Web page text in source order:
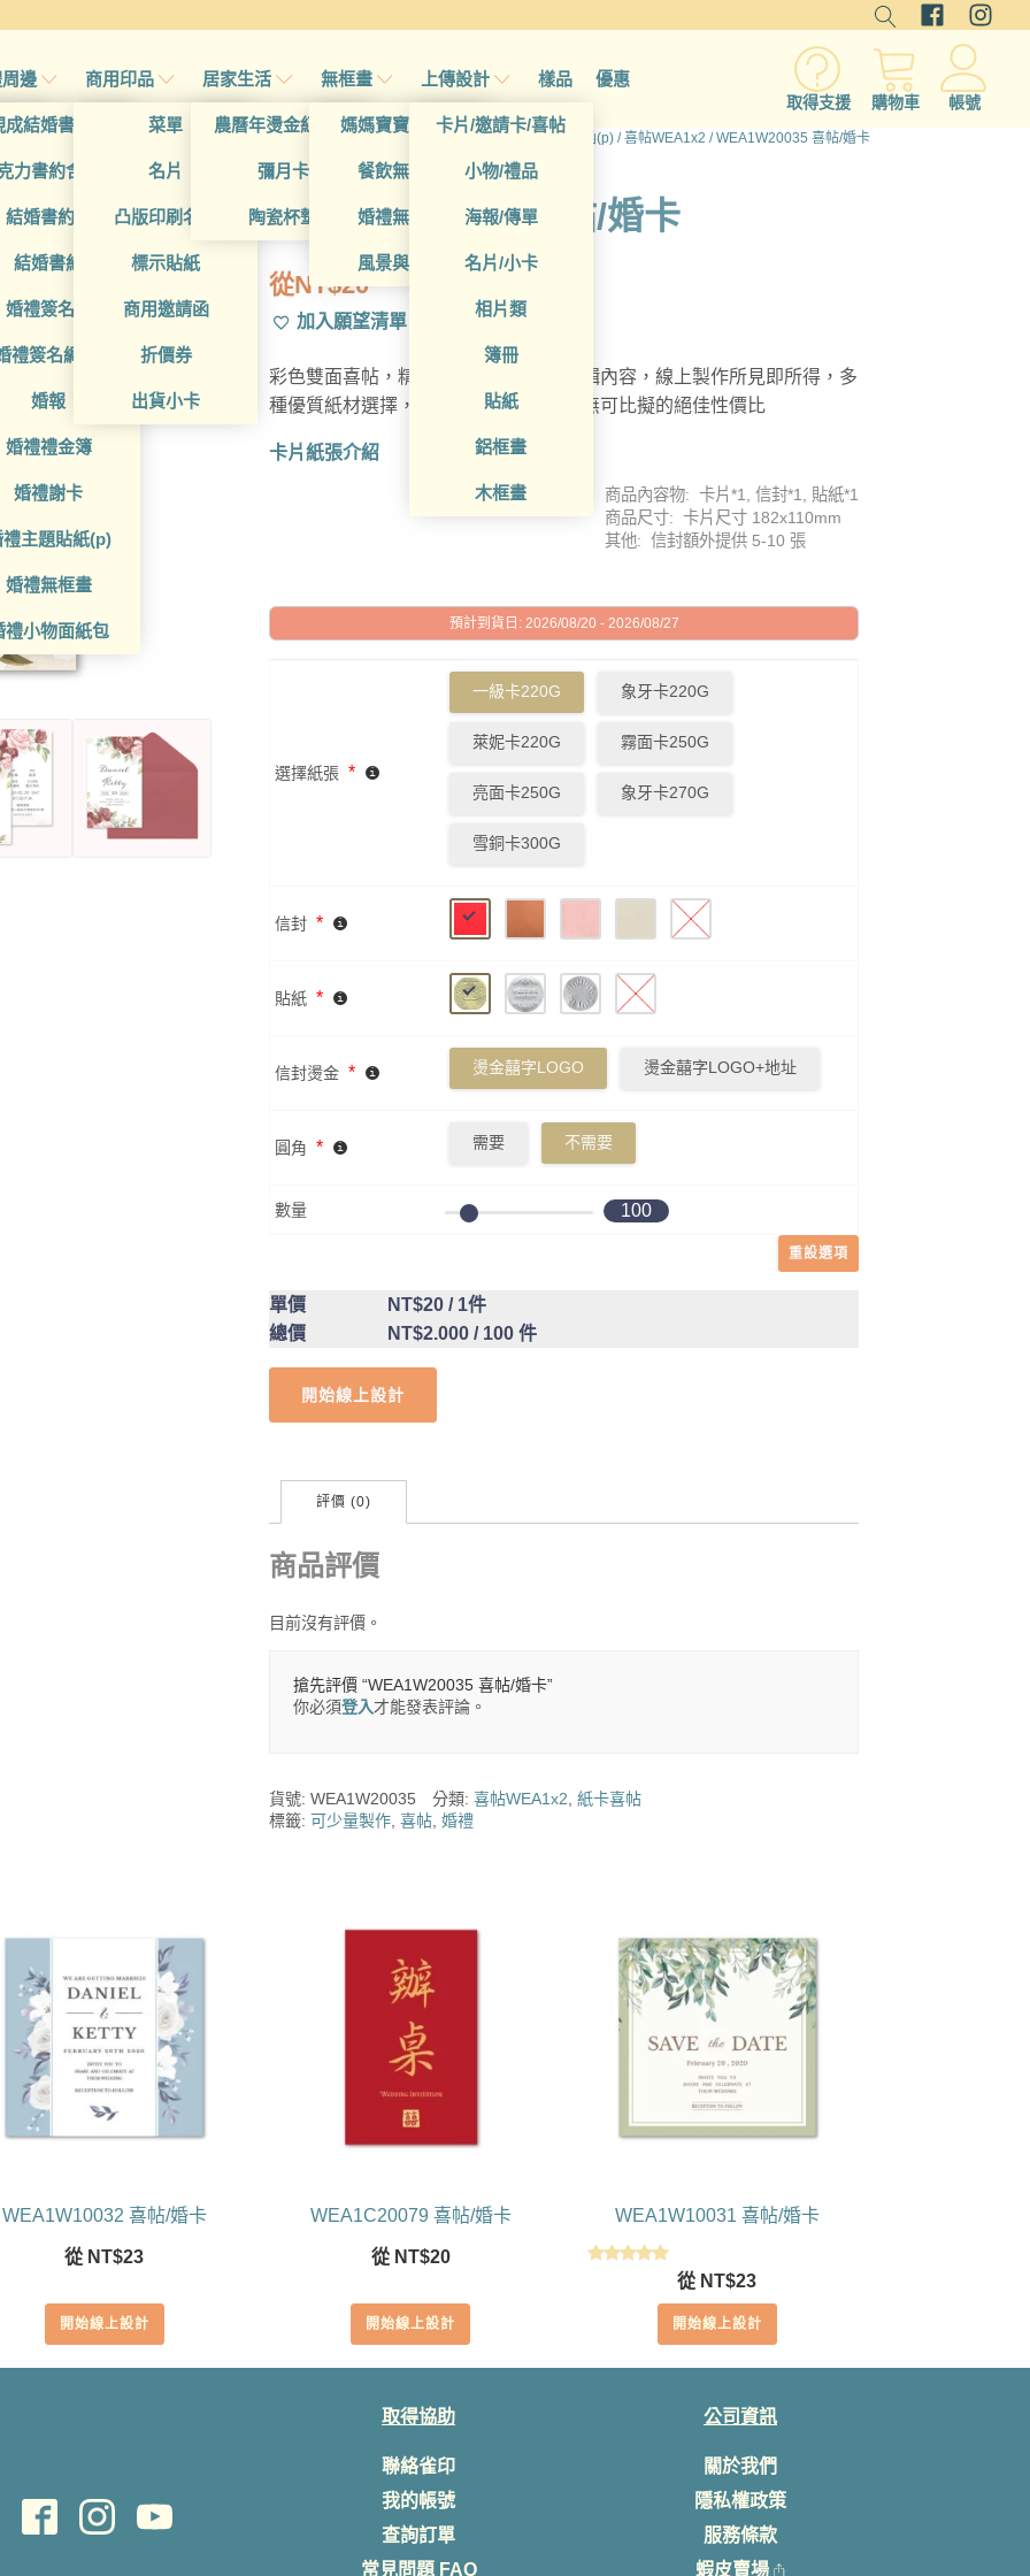
邊
成結婚書約夾
力書約含木座
結婚書約組
結婚書約
婚禮簽名簿
禮簽名綢(p)
婚報
婚禮禮金簿
婚禮謝卡
禮主題貼紙(p)
婚禮無框畫
禮小物面紙包
商用印品
菜單
名片
凸版印刷名片
標示貼紙
商用邀請函
折價券
出貨小卡
居家生活
農曆年燙金紅包袋
彌月卡
陶瓷杯墊
無框畫
媽媽寶寶無框畫
餐飲無框畫
婚禮無框畫
風景與藝術
上傳設計
卡片/邀請卡/喜帖
小物/禮品
海報/傳單
名片/小卡
相片類
簿冊
貼紙
鋁框畫
木框畫
樣品 優惠
取得支援 購物車 帳號
首頁 / 所有產品 / 卡片/邀請函(p) /喜帖WEA1x2 / WEA1W20035 喜帖/婚卡
WEA1W20035 喜帖/婚卡
從NT$20
加入願望清單
彩色雙面喜帖，精選多樣設計，自由編輯內容，線上製作所見即所得，多
種優質紙材選擇，精湛台灣在地印刷，無可比擬的絕佳性價比
卡片紙張介紹
商品內容物: 卡片*1, 信封*1, 貼紙*1
商品尺寸: 卡片尺寸 182x110mm
其他: 信封額外提供 5-10 張
預計到貨日: 2026/08/20 - 2026/08/27
選擇紙張 *
一級卡220G 象牙卡220G
萊妮卡220G 霧面卡250G
亮面卡250G 象牙卡270G
雪銅卡300G
信封 *
貼紙 *
信封燙金 * 燙金囍字LOGO 燙金囍字LOGO+地址
圓角 * 需要 不需要
數量 100
重設選項
單價 NT$20 / 1件
總價
NT$2.000 / 100 件
開始線上設計
評價 (0)
商品評價
目前沒有評價。
搶先評價 “WEA1W20035 喜帖/婚卡”
你必須登入才能發表評論。
貨號: WEA1W20035 分類:喜帖WEA1x2,紙卡喜帖
標籤: 可少量製作, 喜帖, 婚禮
WEA1W10032 喜帖/婚卡
從 NT$23
開始線上設計
WEA1C20079 喜帖/婚卡
從 NT$20
開始線上設計
WEA1W10031 喜帖/婚卡
從 NT$23
開始線上設計
取得協助
聯絡雀印
我的帳號
查詢訂單
常見問題 FAQ
公司資訊
關於我們
隱私權政策
服務條款
蝦皮賣場